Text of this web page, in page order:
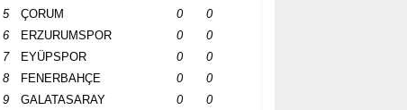
5
ÇORUM 0
0
6
ERZURUMSPOR 0
0
7
EYÜPSPOR 0
0
8
FENERBAHÇE 0
0
9
GALATASARAY 0
0